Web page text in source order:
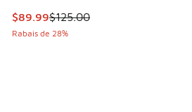
Cet article est en solde. Le prix
$89.99$125.00
Rabais de 28%